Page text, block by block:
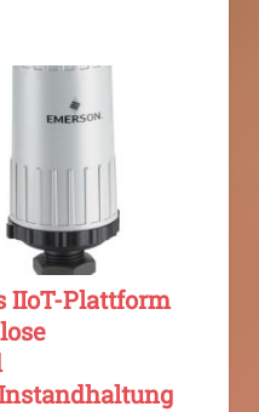
IIoT-Plattform